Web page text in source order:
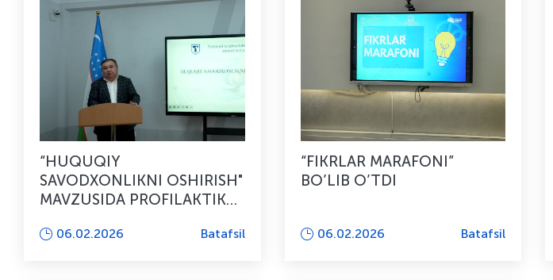
“HUQUQIY
SAVODXONLIKNI OSHIRISH"
MAVZUSIDA PROFILAKTIK
06.02.2026 Batafsil
“FIKRLAR MARAFONI”
BO’LIB O’TDI
06.02.2026 Batafsil